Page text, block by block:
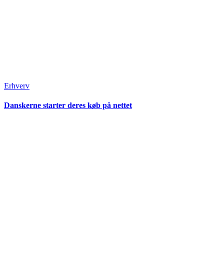
Erhverv
Danskerne starter deres køb på nettet